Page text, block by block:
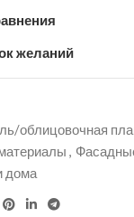
желаний
облицовочная
,
дома